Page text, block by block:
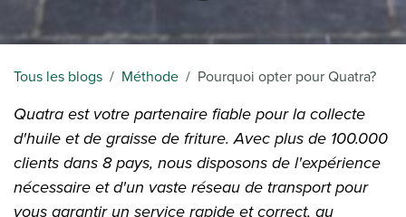
Tous les blogs Méthode Pourquoi opter pour Quatra?
Quatra est votre partenaire fiable pour la collecte
d'huile et de graisse de friture. Avec plus de 100.000
clients dans 8 pays, nous disposons de l'expérience
nécessaire et d'un vaste réseau de transport pour
vous garantir un service rapide et correct, au